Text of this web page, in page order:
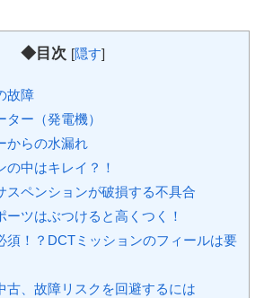
◆目次 [隠す]
故障
ー（発電機）
からの水漏れ
中はキレイ？！
ペンションが破損する不具合
ツはぶつけると高くつく！
！？DCTミッションのフィールは要
、故障リスクを回避するには